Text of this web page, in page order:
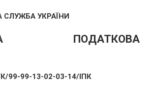
УКРАЇНИ
ПОДАТКОВА
99-99-13-02-03-14/ІПК